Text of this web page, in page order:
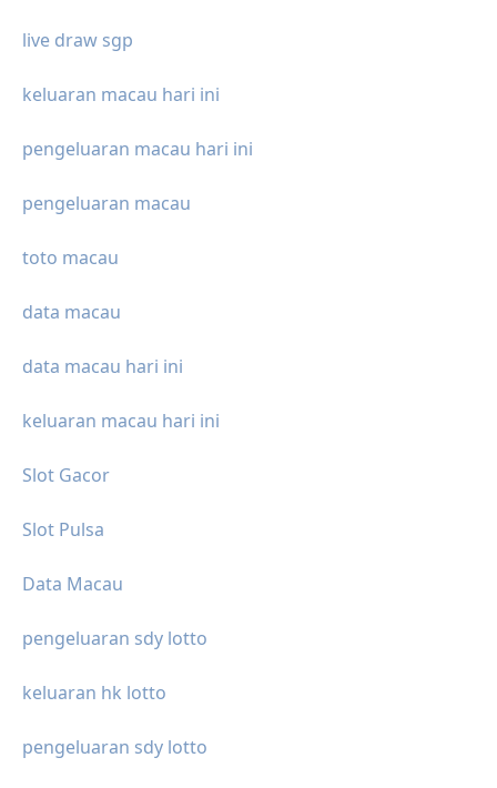
live draw sgp
keluaran macau hari ini
pengeluaran macau hari ini
pengeluaran macau
toto macau
data macau
data macau hari ini
keluaran macau hari ini
Slot Gacor
Slot Pulsa
Data Macau
pengeluaran sdy lotto
keluaran hk lotto
pengeluaran sdy lotto